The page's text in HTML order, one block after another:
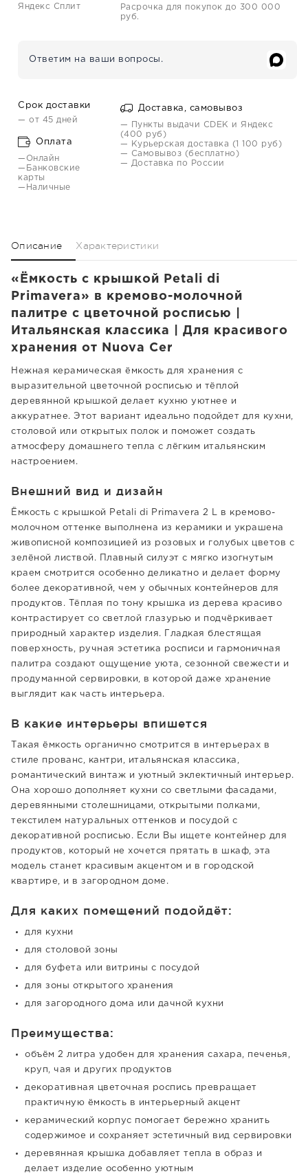
Яндекс Сплит
Расрочка для покупок до 300 000
руб.
Ответим на ваши вопросы.
Срок доставки
— от 45 дней
Оплата
—Онлайн
—Банковские
карты
—Наличные
Доставка, самовывоз
— Пункты выдачи CDEK и Яндекс
(400 руб)
— Курьерская доставка (1 100 руб)
— Самовывоз (бесплатно)
— Доставка по России
Описание Характеристики
«Ёмкость с крышкой Petali di
Primavera» в кремово-молочной
палитре с цветочной росписью |
Итальянская классика | Для красивого
хранения от Nuova Cer
Нежная керамическая ёмкость для хранения с
выразительной цветочной росписью и тёплой
деревянной крышкой делает кухню уютнее и
аккуратнее. Этот вариант идеально подойдет для кухни,
столовой или открытых полок и поможет создать
атмосферу домашнего тепла с лёгким итальянским
настроением.
Внешний вид и дизайн
Ёмкость с крышкой Petali di Primavera 2 L в кремово-
молочном оттенке выполнена из керамики и украшена
живописной композицией из розовых и голубых цветов с
зелёной листвой. Плавный силуэт с мягко изогнутым
краем смотрится особенно деликатно и делает форму
более декоративной, чем у обычных контейнеров для
продуктов. Тёплая по тону крышка из дерева красиво
контрастирует со светлой глазурью и подчёркивает
природный характер изделия. Гладкая блестящая
поверхность, ручная эстетика росписи и гармоничная
палитра создают ощущение уюта, сезонной свежести и
продуманной сервировки, в которой даже хранение
выглядит как часть интерьера.
В какие интерьеры впишется
Такая ёмкость органично смотрится в интерьерах в
стиле прованс, кантри, итальянская классика,
романтический винтаж и уютный эклектичный интерьер.
Она хорошо дополняет кухни со светлыми фасадами,
деревянными столешницами, открытыми полками,
текстилем натуральных оттенков и посудой с
декоративной росписью. Если Вы ищете контейнер для
продуктов, который не хочется прятать в шкаф, эта
модель станет красивым акцентом и в городской
квартире, и в загородном доме.
Для каких помещений подойдёт:
для кухни
для столовой зоны
для буфета или витрины с посудой
для зоны открытого хранения
для загородного дома или дачной кухни
Преимущества:
объём 2 литра удобен для хранения сахара, печенья,
круп, чая и других продуктов
декоративная цветочная роспись превращает
практичную ёмкость в интерьерный акцент
керамический корпус помогает бережно хранить
содержимое и сохраняет эстетичный вид сервировки
деревянная крышка добавляет тепла в образ и
делает изделие особенно уютным